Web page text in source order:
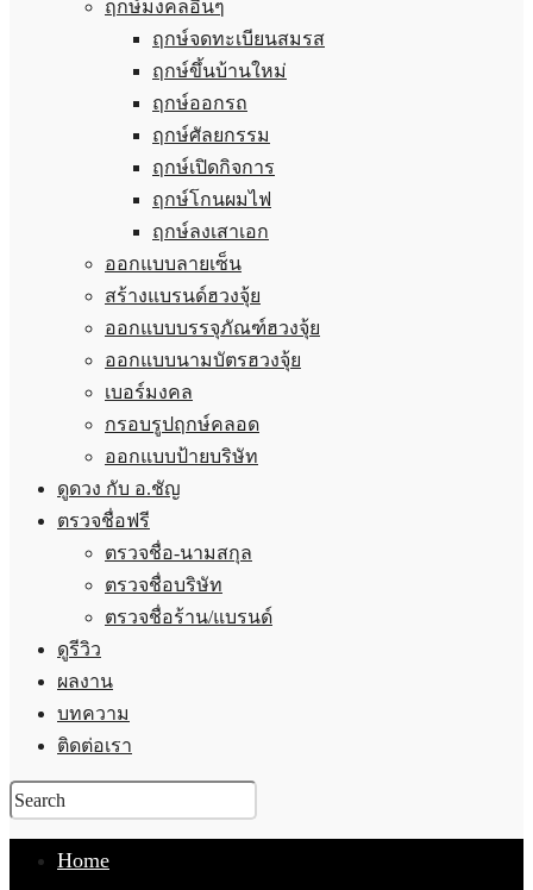
ฤกษ์มงคลอื่นๆ
ฤกษ์จดทะเบียนสมรส
ฤกษ์ขึ้นบ้านใหม่
ฤกษ์ออกรถ
ฤกษ์ศัลยกรรม
ฤกษ์เปิดกิจการ
ฤกษ์โกนผมไฟ
ฤกษ์ลงเสาเอก
ออกแบบลายเซ็น
สร้างแบรนด์ฮวงจุ้ย
ออกแบบบรรจุภัณฑ์ฮวงจุ้ย
ออกแบบนามบัตรฮวงจุ้ย
เบอร์มงคล
กรอบรูปฤกษ์คลอด
ออกแบบป้ายบริษัท
ดูดวง กับ อ.ชัญ
ตรวจชื่อฟรี
ตรวจชื่อ-นามสกุล
ตรวจชื่อบริษัท
ตรวจชื่อร้าน/แบรนด์
ดูรีวิว
ผลงาน
บทความ
ติดต่อเรา
Home